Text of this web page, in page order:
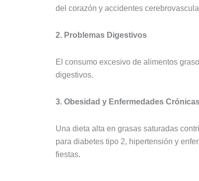
del corazón y accidentes
2. Problemas Digestivos
El consumo excesivo de alimentos
digestivos.
3. Obesidad y Enfermedades
Una dieta alta en grasas saturadas
para diabetes tipo 2, hipertensión y
fiestas.